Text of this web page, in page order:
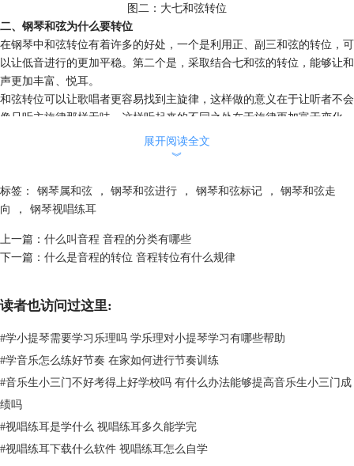
图二：大七和弦转位
二、钢琴和弦为什么要转位
在钢琴中和弦转位有着许多的好处，一个是利用正、副三和弦的转位，可
以让低音进行的更加平稳。第二个是，采取结合七和弦的转位，能够让和
声更加丰富、悦耳。
和弦转位可以让歌唱者更容易找到主旋律，这样做的意义在于让听者不会
像只听主旋律那样无味，这样听起来的不同之处在于旋律更加富于变化，
更加动听。 它还能够让低音变得更流畅，使根音维持在三度之内，这种
做法适合运用到一些抒情歌曲伴奏当中。
够训练和弦转位的，办法肯定是有的，正如当下挺火的一款练耳软件
EarMaster中就有和弦转位的训练项目（图三）。
展开阅读全文
︾
标签： 钢琴属和弦 ， 钢琴和弦进行 ， 钢琴和弦标记 ，
钢琴和弦走
向
， 钢琴视唱练耳
上一篇： 什么叫音程 音程的分类有哪些
下一篇： 什么是音程的转位 音程转位有什么规律
读者也访问过这里:
#学小提琴需要学习乐理吗 学乐理对小提琴学习有哪些帮助
#学音乐怎么练好节奏 在家如何进行节奏训练
#音乐生小三门不好考得上好学校吗 有什么办法能够提高音乐生小三门成
绩吗
#视唱练耳是学什么 视唱练耳多久能学完
#视唱练耳下载什么软件 视唱练耳怎么自学